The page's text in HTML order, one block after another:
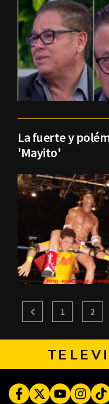
La fuerte y
'Mayito'
1 2
FacebookTwitterYoutube